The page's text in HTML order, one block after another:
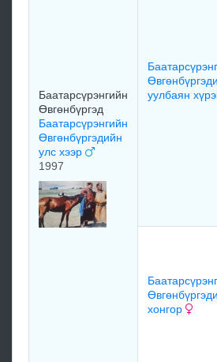
Баатарсүрэнгийн
Өвгөнбүргэд
Баатарсүрэнгийн
Өвгөнбүргэдийн
улс хээр
1997
уулбаян
хонгор